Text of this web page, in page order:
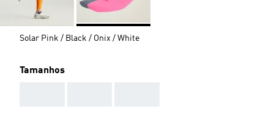
Solar Pink / Black / Onix / White
Tamanhos